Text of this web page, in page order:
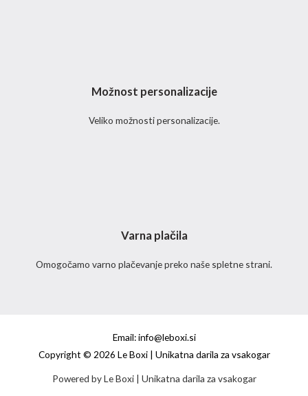
Možnost personalizacije
Veliko možnosti personalizacije.
Varna plačila
Omogočamo varno plačevanje preko naše spletne strani.
Email: info@leboxi.si
Copyright © 2026 Le Boxi | Unikatna darila za vsakogar
Powered by Le Boxi | Unikatna darila za vsakogar